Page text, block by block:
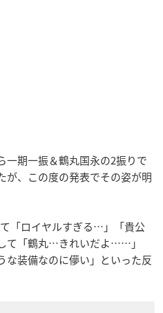
一期一振＆鶴丸国永の2振りで
が、この度の発表でその姿が明
「ロイヤルすぎる…」「貴公
て「鶴丸…きれいだよ……」
な装備なのに儚い」といった反